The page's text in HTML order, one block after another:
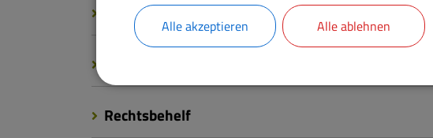
Fristen
Rechtsbehelf
Alle akzeptieren Alle ablehnen